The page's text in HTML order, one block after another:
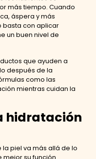
más tiempo. Cuando
áspera y más
basta con aplicar
un buen nivel de
que ayuden a
después de la
como las
mientras cuidan la
hidratación
piel va más allá de lo
mejor su función